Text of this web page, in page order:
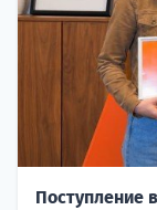
Поступление